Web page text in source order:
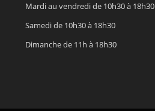
Mardi au vendredi de 10h30 à 18h30
Samedi de 10h30 à 18h30
Dimanche de 11h à 18h30